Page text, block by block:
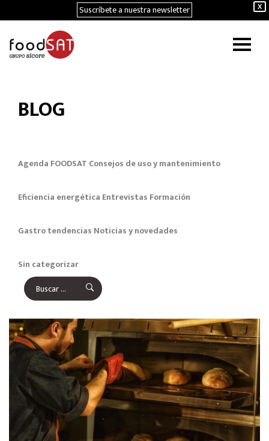
X
Suscríbete a nuestra newsletter
BLOG
Agenda FOODSAT Consejos de uso y mantenimiento
Eficiencia energética Entrevistas Formación
Gastro tendencias Noticias y novedades
Sin categorizar